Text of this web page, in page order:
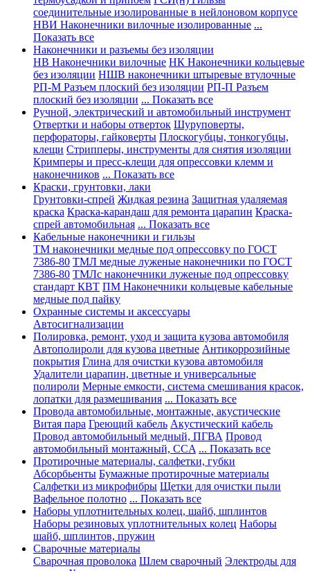
соединительные изолированные в нейлоновом корпусе
НВИ Наконечники вилочные изолированные ...
Показать все
Наконечники и разъемы без изоляции
НВ Наконечники вилочные НК Наконечники кольцевые
без изоляции НШВ наконечники штыревые втулочные
РП-М Разъем плоский без изоляции РП-П Разъем
плоский без изоляции ... Показать все
Ручной, электрический и автомобильный инструмент
Отвертки и наборы отверток Шуруповерты,
перфораторы, гайковерты Плоскогубцы, тонкогубцы,
клещи Стрипперы, инструменты для снятия изоляции
Кримперы и пресс-клещи для опрессовки клемм и
наконечников ... Показать все
Краски, грунтовки, лаки
Грунтовки-спрей Жидкая резина Защитная удаляемая
краска Краска-карандаш для ремонта царапин Краска-
спрей автомобильная ... Показать все
Кабельные наконечники и гильзы
ТМ наконечники медные под опрессовку по ГОСТ
7386-80 ТМЛ медные луженые наконечники по ГОСТ
7386-80 ТМЛс наконечники луженые под опрессовку
стандарт КВТ ПМ Наконечники кольцевые кабельные
медные под пайку
Охранные системы и аксессуары
Автосигнализации
Полировка, ремонт, уход и защита кузова автомобиля
Автополироли для кузова цветные Антикоррозийные
покрытия Глина для очистки кузова автомобиля
Удалители царапин, цветные и универсальные
полироли Мерные емкости, система смешивания красок,
лопатки для размешивания ... Показать все
Провода автомобильные, монтажные, акустические
Витая пара Греющий кабель Акустический кабель
Провод автомобильный медный, ПГВА Провод
автомобильный монтажный, CCA ... Показать все
Протирочные материалы, салфетки, губки
Абсорбьенты Бумажные протирочные материалы
Салфетки из микрофибры Щетки для очистки пыли
Вафельное полотно ... Показать все
Наборы уплотнительных колец, шайб, шплинтов
Наборы резиновых уплотнительных колец Наборы
шайб, шплинтов, пружин
Сварочные материалы
Сварочная проволока Шлем сварочный Электроды для